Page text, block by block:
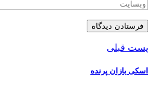
پست قبلی
اسکی بازان پرنده